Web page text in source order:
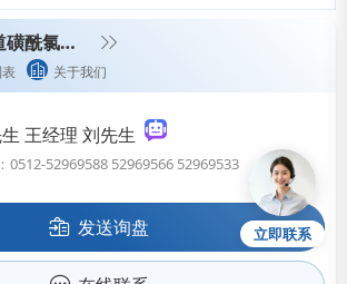
苏州华道磺酰氯工厂
关于我们
王经理 刘先生
0512-52969588 52969566 52969533
发送询盘 立即联系